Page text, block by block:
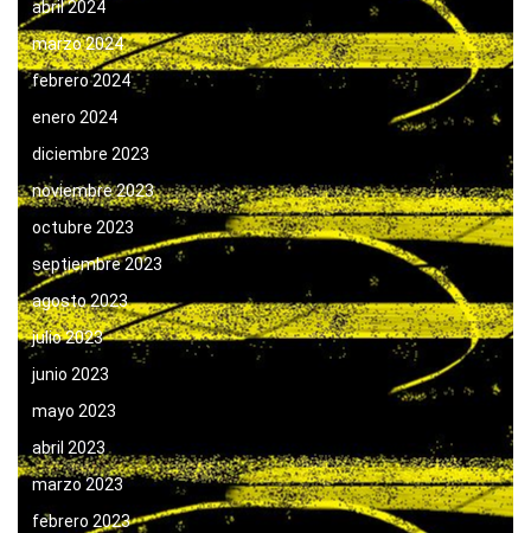
abril 2024
marzo 2024
febrero 2024
enero 2024
diciembre 2023
noviembre 2023
octubre 2023
septiembre 2023
agosto 2023
julio 2023
junio 2023
mayo 2023
abril 2023
marzo 2023
febrero 2023